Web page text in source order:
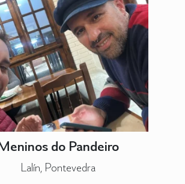
do Pandeiro
Lalín, Pontevedra